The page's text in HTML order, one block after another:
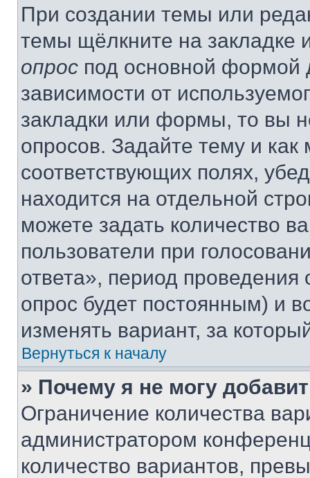
При создании темы или
темы щёлкните на
опрос под основной формой
зависимости от
закладки или формы, то вы
опросов. Задайте тему и
соответствующих полях,
находится на отдельной
можете задать количество
пользователи при
ответа», период проведения
опрос будет постоянным) и
изменять вариант, за
Вернуться к началу
» Почему я не могу
Ограничение количества
администратором
количество вариантов,